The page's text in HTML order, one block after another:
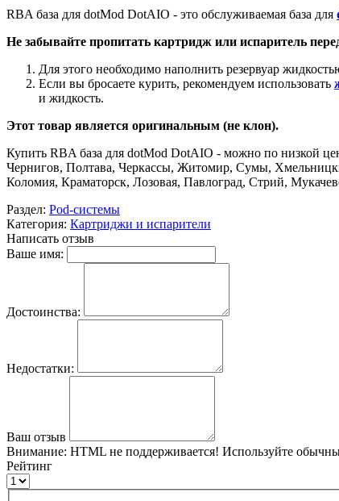
RBA база для dotMod DotAIO - это обслуживаемая база для
Не забывайте пропитать картридж или испаритель
Для этого необходимо наполнить резервуар
Если вы бросаете курить, рекомендуем использовать
и жидкость.
Этот товар является оригинальным (не клон).
Купить RBA база для dotMod DotAIO - можно по низкой
Чернигов, Полтава, Черкассы, Житомир, Сумы,
Коломия, Краматорск, Лозовая, Павлоград, Стрий,
Раздел: Pod-системы
Категория: Картриджи и испарители
Написать отзыв
Ваше имя:
Достоинства:
Недостатки:
Ваш отзыв
Внимание: HTML не поддерживается! Используйте
Рейтинг